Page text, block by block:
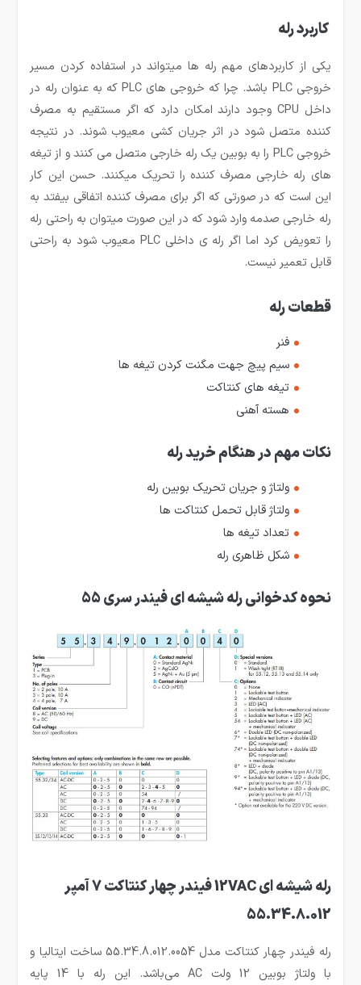
کاربرد رله
یکی از کاربردهای مهم رله ها می­تواند در استفاده کردن مسیر
خروجی PLC باشد. چرا که خروجی های PLC که به عنوان رله در
داخل CPU وجود دارند امکان دارد که اگر مستقیم به مصرف
کننده متصل شود در اثر جریان کشی معیوب شوند. در نتیجه
خروجی PLC را به بوبین یک رله خارجی متصل می کنند و از تیغه
های رله خارجی مصرف کننده را تحریک می­کنند. حسن این کار
این است که در صورتی که اگر برای مصرف کننده اتفاقی بیفتد به
رله خارجی صدمه وارد شود که در این صورت می­توان به راحتی رله
را تعویض کرد اما اگر رله­ ی داخلی PLC معیوب شود به راحتی
قابل تعمیر نیست.
قطعات رله
فنر
سیم پیچ جهت مگنت کردن تیغه ها
تیغه های کنتاکت
هسته آهنی
نکات مهم در هنگام خرید رله
ولتاژ و جریان تحریک بوبین رله
ولتاژ قابل تحمل کنتاکت ها
تعداد تیغه ها
شکل ظاهری رله
نحوه کدخوانی رله شیشه ای فیندر سری 55
رله شیشه ای 12VAC فیندر چهار کنتاکت 7 آمپر
55.34.8.012
رله فیندر چهار کنتاکت مدل 55.34.8.012.0054 ساخت ایتالیا و
با ولتاژ بوبین 12 ولت AC می‌باشد. این رله با 14 پایه